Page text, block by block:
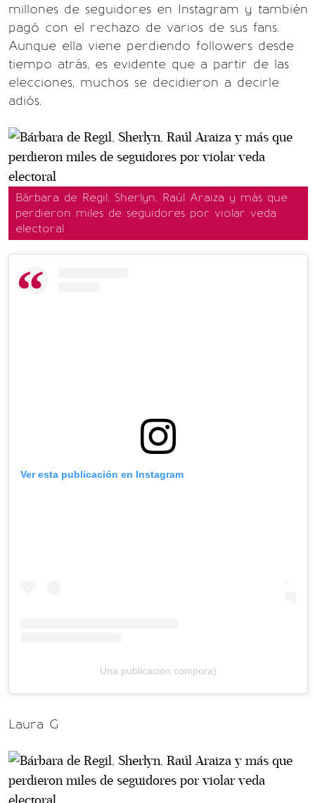
millones de seguidores en Instagram y también
pagó con el rechazo de varios de sus fans.
Aunque ella viene perdiendo followers desde
tiempo atrás, es evidente que a partir de las
elecciones, muchos se decidieron a decirle
adiós.
Bárbara de Regil, Sherlyn, Raúl Araiza y más que
perdieron miles de seguidores por violar veda
electoral
Ver esta publicación en Instagram
Una publicación compora)
Laura G